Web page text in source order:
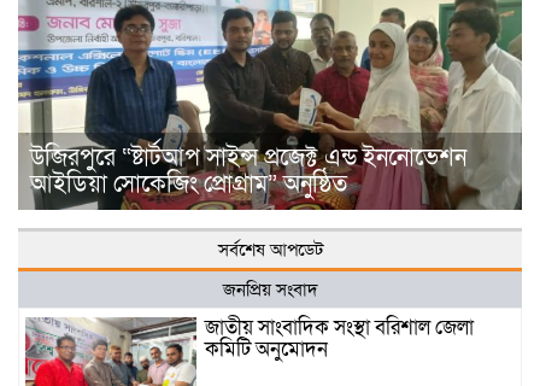
উজিরপুরে “ষ্টার্টআপ সাইন্স প্রজেক্ট এন্ড ইননোভেশন
আইডিয়া সোকেজিং প্রোগ্রাম” অনুষ্ঠিত
সর্বশেষ আপডেট
জনপ্রিয় সংবাদ
জাতীয় সাংবাদিক সংস্থা বরিশাল জেলা
কমিটি অনুমোদন